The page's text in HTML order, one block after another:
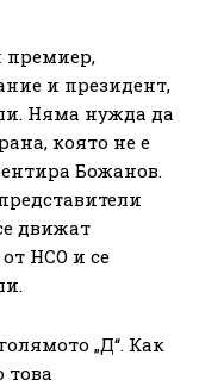
премиер,
и президент,
Няма нужда да
която не е
Божанов.
движат
НСО и се
„Д“. Как
това